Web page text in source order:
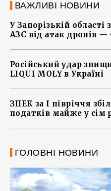
ВАЖЛИВІ НОВИНИ
У Запорізькій
АЗС від атак дронів
Російський удар
LIQUI MOLY в Україні
ЗПЕК за І півріччя
податків майже у сім
ГОЛОВНІ НОВИНИ